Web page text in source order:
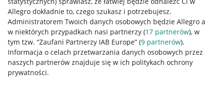
Allegro dokładnie to, czego szukasz i potrzebujesz.
Administratorem Twoich danych osobowych będzie Allegro a
w niektórych przypadkach nasi partnerzy (17 partnerów), w
tym tzw. “Zaufani Partnerzy IAB Europe” (9 partnerów).
Informacja o celach przetwarzania danych osobowych przez
naszych partnerów znajduje się w ich politykach ochrony
prywatności.
Przydatne informacje
Jak to działa
Napisz do nas